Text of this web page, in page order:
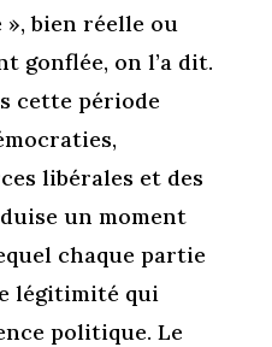
bien réelle ou
gonflée, on l’a dit.
cette période
libérales et des
un moment
chaque partie
légitimité qui
politique. Le